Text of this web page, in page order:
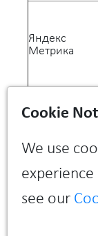
Яндекс
Метрика
Метрика
Google
Cookie
We use
see our